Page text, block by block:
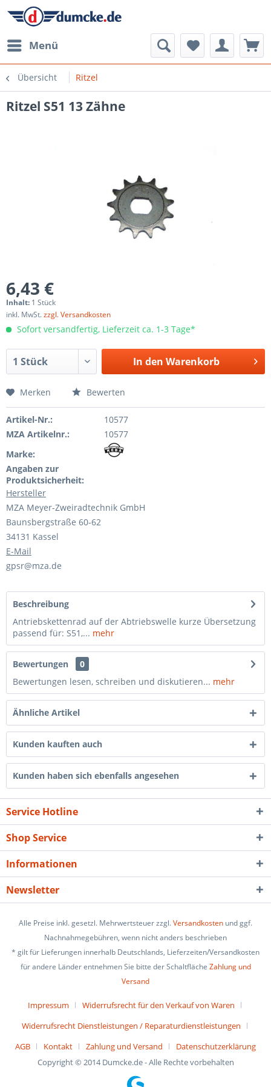
Menü
Übersicht Ritzel
Ritzel S51 13 Zähne
6,43 €
Inhalt: 1 Stück
inkl. MwSt.zzgl. Versandkosten
Sofort versandfertig, Lieferzeit ca. 1-3 Tage*
In den Warenkorb
Merken Bewerten
Artikel-Nr.:
10577
MZA Artikelnr.:
10577
Marke:
Angaben zur
Produktsicherheit:
Hersteller
MZA Meyer-Zweiradtechnik GmbH
Baunsbergstraße 60-62
34131 Kassel
E-Mail
gpsr@mza.de
Beschreibung
Antriebskettenrad auf der Abtriebswelle kurze Übersetzung
passend für: S51,... mehr
Bewertungen
0
Bewertungen lesen, schreiben und diskutieren... mehr
Ähnliche Artikel
Kunden kauften auch
Kunden haben sich ebenfalls angesehen
Service Hotline
Shop Service
Informationen
Newsletter
Alle Preise inkl. gesetzl. Mehrwertsteuer zzgl.Versandkosten und ggf.
Nachnahmegebühren, wenn nicht anders beschrieben
* gilt für Lieferungen innerhalb Deutschlands, Lieferzeiten/Versandkosten
für andere Länder entnehmen Sie bitte der Schaltfläche Zahlung und
Versand
Impressum
Widerrufsrecht für den Verkauf von Waren
Widerrufsrecht Dienstleistungen / Reparaturdienstleistungen
AGB
Kontakt Zahlung und Versand
Datenschutzerklärung
Copyright © 2014 Dumcke.de - Alle Rechte vorbehalten